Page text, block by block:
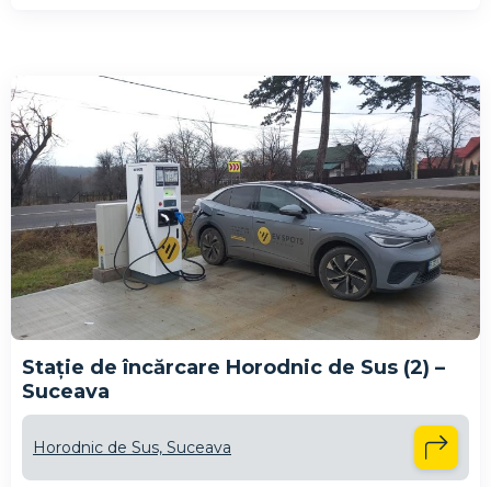
Stație de încărcare Horodnic de Sus (2) –
Suceava
Horodnic de Sus, Suceava